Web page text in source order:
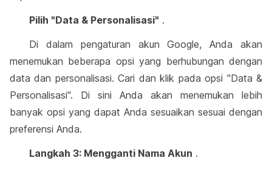
Pilih "Data & Personalisasi" .
Di dalam pengaturan akun Google, Anda akan
menemukan beberapa opsi yang berhubungan dengan
data dan personalisasi. Cari dan klik pada opsi "Data &
Personalisasi". Di sini Anda akan menemukan lebih
banyak opsi yang dapat Anda sesuaikan sesuai dengan
preferensi Anda.
Langkah 3: Mengganti Nama Akun .